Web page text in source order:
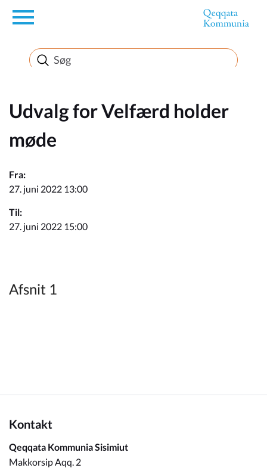
en
Borger
Erhverv
Politik
Turisme
Selvbetjening
Udvalg for Velfærd holder
møde
Fra:
27. juni 2022 13:00
Til:
27. juni 2022 15:00
Afsnit 1
Kontakt
Qeqqata Kommunia Sisimiut
Makkorsip Aqq. 2